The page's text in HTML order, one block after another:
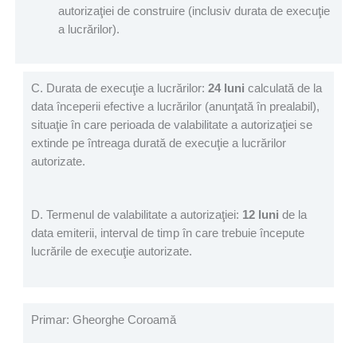
autorizaţiei de construire (inclusiv durata de execuţie
a lucrărilor).
C. Durata de execuţie a lucrărilor: 24 luni calculată de la
data începerii efective a lucrărilor (anunţată în prealabil),
situaţie în care perioada de valabilitate a autorizaţiei se
extinde pe întreaga durată de execuţie a lucrărilor
autorizate.
D. Termenul de valabilitate a autorizaţiei: 12 luni de la
data emiterii, interval de timp în care trebuie începute
lucrările de execuţie autorizate.
Primar: Gheorghe Coroamă